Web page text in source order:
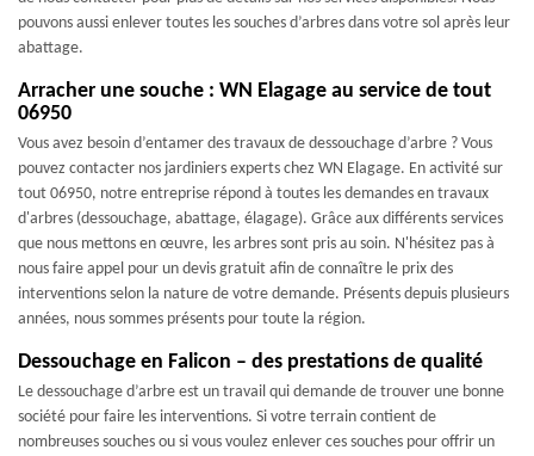
pouvons aussi enlever toutes les souches d’arbres dans votre sol après leur
abattage.
Arracher une souche : WN Elagage au service de tout
06950
Vous avez besoin d’entamer des travaux de dessouchage d’arbre ? Vous
pouvez contacter nos jardiniers experts chez WN Elagage. En activité sur
tout 06950, notre entreprise répond à toutes les demandes en travaux
d'arbres (dessouchage, abattage, élagage). Grâce aux différents services
que nous mettons en œuvre, les arbres sont pris au soin. N'hésitez pas à
nous faire appel pour un devis gratuit afin de connaître le prix des
interventions selon la nature de votre demande. Présents depuis plusieurs
années, nous sommes présents pour toute la région.
Dessouchage en Falicon – des prestations de qualité
Le dessouchage d’arbre est un travail qui demande de trouver une bonne
société pour faire les interventions. Si votre terrain contient de
nombreuses souches ou si vous voulez enlever ces souches pour offrir un